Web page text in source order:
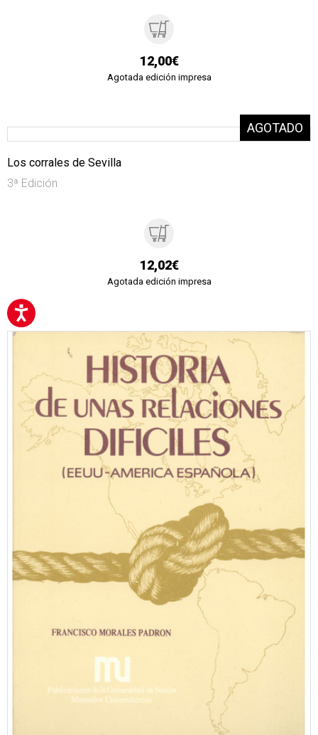
12,00€
Agotada edición impresa
Los corrales de Sevilla
3ª Edición
12,02€
Agotada edición impresa